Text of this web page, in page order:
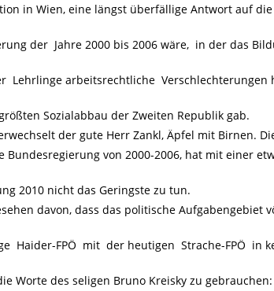
in Wien, eine längst überfällige Antwort auf
der Jahre 2000 bis 2006 wäre, in der das
Lehrlinge arbeitsrechtliche
Sozialabbau der Zweiten Republik gab.
der gute Herr Zankl, Äpfel mit Birnen.
Bundesregierung von 2000-2006, hat mit einer
2010 nicht das Geringste zu tun.
davon, dass das politische Aufgabengebiet
Haider-FPÖ mit der heutigen Strache-FPÖ in
Worte des seligen Bruno Kreisky zu